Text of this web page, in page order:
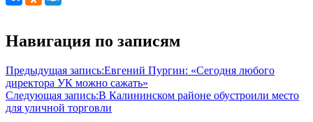
Навигация по записям
Предыдущая запись:Евгений Пургин: «Сегодня любого
директора УК можно сажать»
Следующая запись:В Калининском районе обустроили место
для уличной торговли